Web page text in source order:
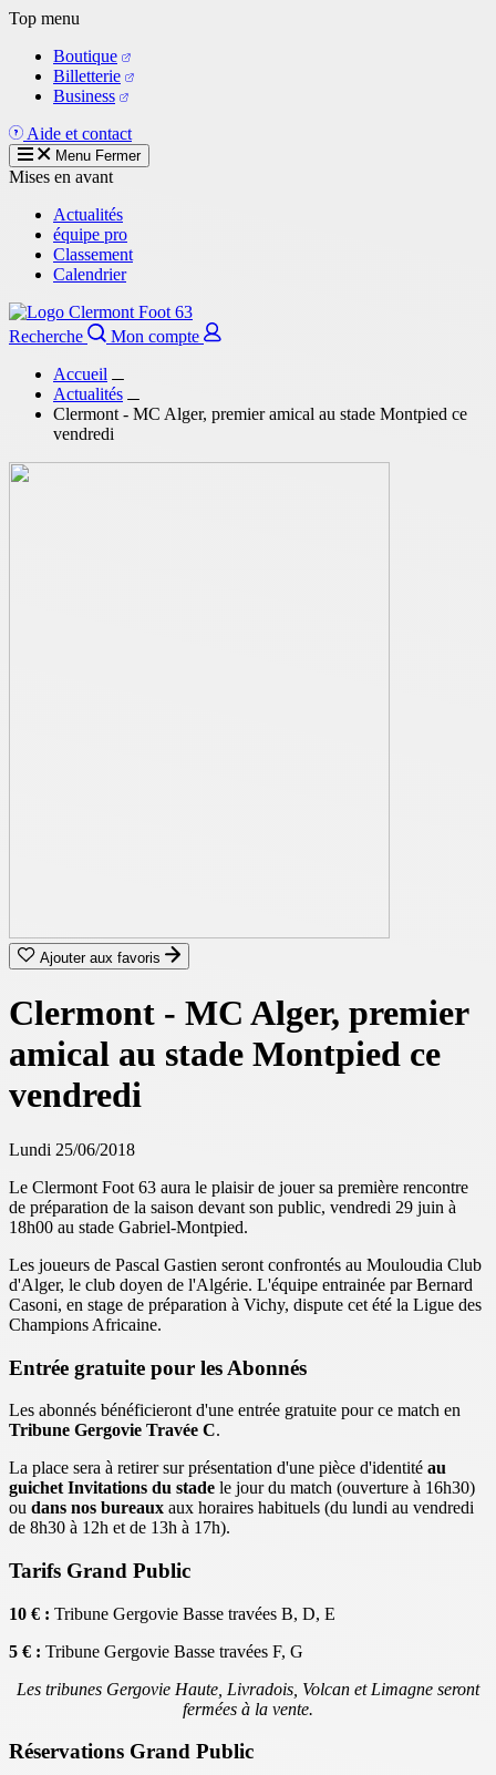
Aller
contenu
principal
Top menu
Boutique
Billetterie
Business
Aide et contact
Menu Fermer
Mises en avant
Actualités
équipe pro
Classement
Calendrier
Recherche
Mon compte
Accueil
Actualités
Clermont - MC Alger, premier amical au stade Montpied ce
vendredi
Ajouter aux favoris
Clermont - MC Alger, premier
amical au stade Montpied ce
vendredi
Lundi 25/06/2018
Le Clermont Foot 63 aura le plaisir de jouer sa première rencontre
de préparation de la saison devant son public, vendredi 29 juin à
18h00 au stade Gabriel-Montpied.
Les joueurs de Pascal Gastien seront confrontés au Mouloudia Club
d'Alger, le club doyen de l'Algérie. L'équipe entrainée par Bernard
Casoni, en stage de préparation à Vichy, dispute cet été la Ligue des
Champions Africaine.
Entrée gratuite pour les Abonnés
Les abonnés bénéficieront d'une entrée gratuite pour ce match en
Tribune Gergovie Travée C.
La place sera à retirer sur présentation d'une pièce d'identité au
guichet Invitations du stade le jour du match (ouverture à 16h30)
ou dans nos bureaux aux horaires habituels (du lundi au vendredi
de 8h30 à 12h et de 13h à 17h).
Tarifs Grand Public
10 € : Tribune Gergovie Basse travées B, D, E
5 € : Tribune Gergovie Basse travées F, G
Les tribunes Gergovie Haute, Livradois, Volcan et Limagne seront
fermées à la vente.
Réservations Grand Public